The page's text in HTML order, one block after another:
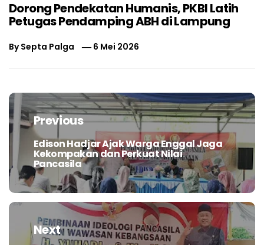
Dorong Pendekatan Humanis, PKBI Latih
Petugas Pendamping ABH di Lampung
BySepta Palga 6 Mei 2026
Navigasi
posPrevious
Previous
post:
Edison Hadjar Ajak Warga Enggal Jaga
Kekompakan dan Perkuat Nilai
Pancasila
Next